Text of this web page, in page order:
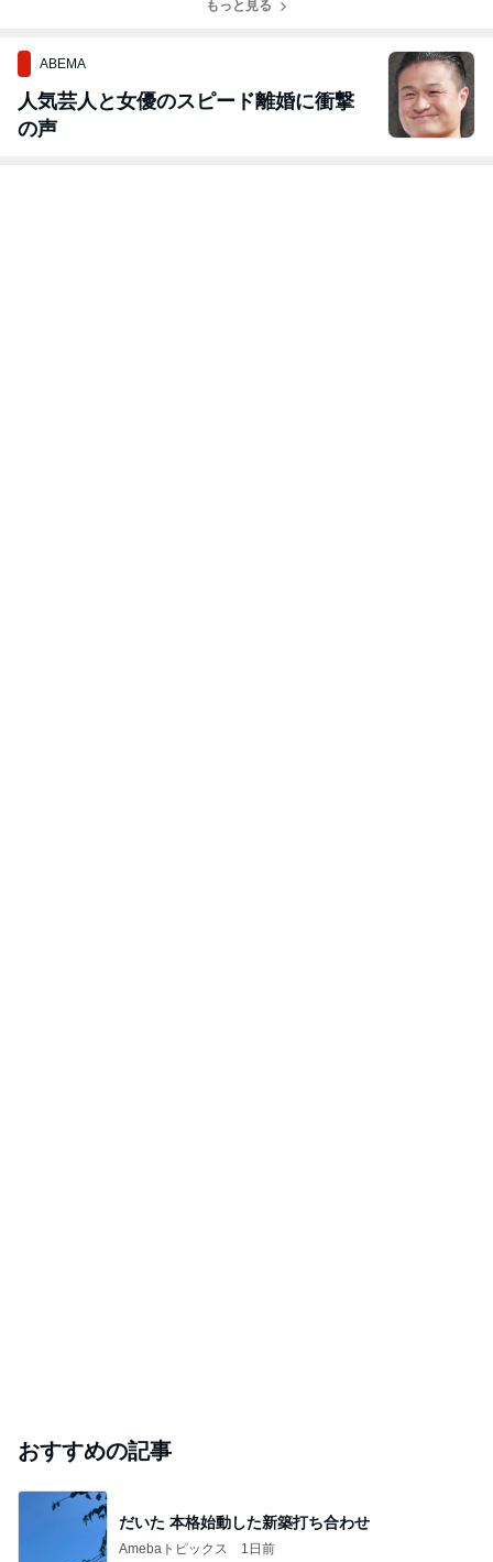
もっと見る
ABEMA
人気芸人と女優のスピード離婚に衝撃
の声
おすすめの記事
だいた 本格始動した新築打ち合わせ
Amebaトピックス 1日前